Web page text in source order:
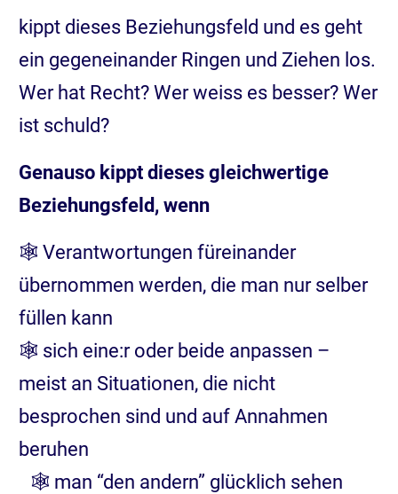
kippt dieses Beziehungsfeld und es geht
ein gegeneinander Ringen und Ziehen los.
Wer hat Recht? Wer weiss es besser? Wer
ist schuld?
Genauso kippt dieses gleichwertige
Beziehungsfeld, wenn
🕸️ Verantwortungen füreinander
übernommen werden, die man nur selber
füllen kann
🕸️ sich eine:r oder beide anpassen –
meist an Situationen, die nicht
besprochen sind und auf Annahmen
beruhen
🕸️ man “den andern” glücklich sehen